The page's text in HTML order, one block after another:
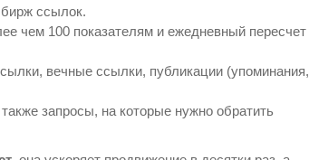
ссылок.
чем 100 показателям и ежедневный пересчет
вечные ссылки, публикации (упоминания,
запросы, на которые нужно обратить